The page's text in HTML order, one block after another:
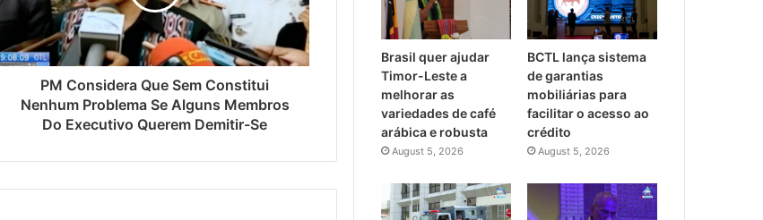
PM Considera Que Sem Constitui
Nenhum Problema Se Alguns Membros
Do Executivo Querem Demitir-Se
Brasil quer ajudar
Timor-Leste a
melhorar as
variedades de café
arábica e robusta
August 5, 2026
BCTL lança sistema
de garantias
mobiliárias para
facilitar o acesso ao
crédito
August 5, 2026